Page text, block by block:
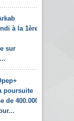
à la 1ère
sur
poursuite
de 400.000